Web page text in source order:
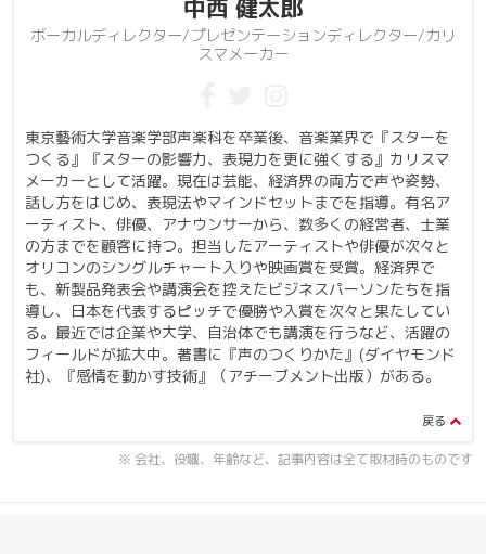
中西 健太郎
ボーカルディレクター/プレゼンテーションディレクター/カリ
スマメーカー
東京藝術大学音楽学部声楽科を卒業後、音楽業界で『スターを
つくる』『スターの影響力、表現力を更に強くする』カリスマ
メーカーとして活躍。現在は芸能、経済界の両方で声や姿勢、
話し方をはじめ、表現法やマインドセットまでを指導。有名ア
ーティスト、俳優、アナウンサーから、数多くの経営者、士業
の方までを顧客に持つ。担当したアーティストや俳優が次々と
オリコンのシングルチャート入りや映画賞を受賞。経済界で
も、新製品発表会や講演会を控えたビジネスパーソンたちを指
導し、日本を代表するピッチで優勝や入賞を次々と果たしてい
る。最近では企業や大学、自治体でも講演を行うなど、活躍の
フィールドが拡大中。著書に『声のつくりかた』(ダイヤモンド
社)、『感情を動かす技術』（アチーブメント出版）がある。
※ 会社、役職、年齢など、記事内容は全て取材時のものです